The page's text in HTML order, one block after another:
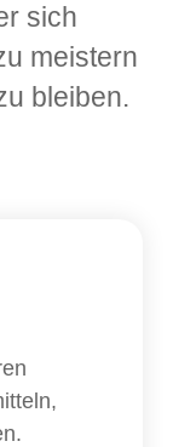
sich
meistern
bleiben.